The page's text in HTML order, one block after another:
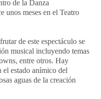
de la Danza
unos meses en el Teatro
de este espectáculo se
musical incluyendo temas
entre otros. Hay
el estado anímico del
aguas de la creación